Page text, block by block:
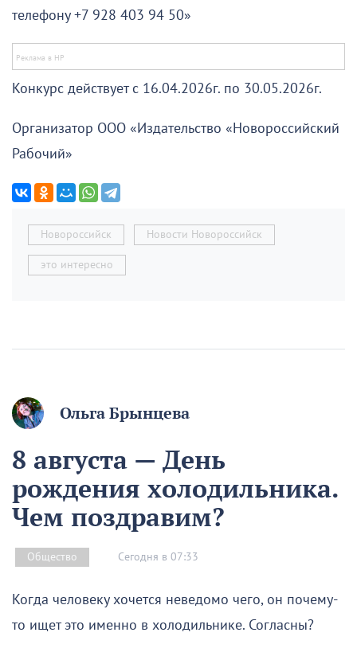
телефону +7 928 403 94 50»
Конкурс действует с 16.04.2026г. по 30.05.2026г.
Организатор ООО «Издательство «Новороссийский
Рабочий»
Новороссийск Новости Новороссийск
это интересно
Ольга Брынцева
8 августа — День
рождения холодильника.
Чем поздравим?
Общество Сегодня в 07:33
Когда человеку хочется неведомо чего, он почему-
то ищет это именно в холодильнике. Согласны?